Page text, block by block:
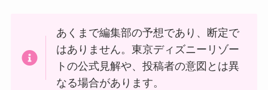
あくまで編集部の予想であり、断定で
はありません。東京ディズニーリゾー
トの公式見解や、投稿者の意図とは異
なる場合があります。